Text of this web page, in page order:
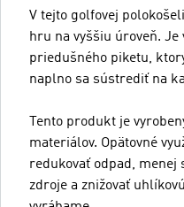
V tejto golfovej
hru na vyššiu úroveň. Je
priedušného piketu,
naplno sa sústrediť na
Tento produkt je
materiálov. Opätovné
redukovať odpad, menej
zdroje a znižovať